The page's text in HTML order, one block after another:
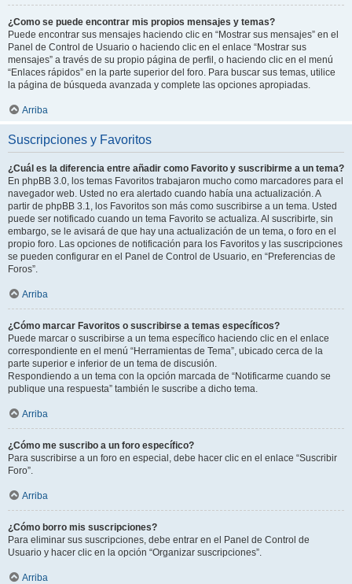
¿Como se puede encontrar mis propios mensajes y temas?
Puede encontrar sus mensajes haciendo clic en “Mostrar sus mensajes” en el
Panel de Control de Usuario o haciendo clic en el enlace “Mostrar sus
mensajes” a través de su propio página de perfil, o haciendo clic en el menú
“Enlaces rápidos” en la parte superior del foro. Para buscar sus temas, utilice
la página de búsqueda avanzada y complete las opciones apropiadas.
Arriba
Suscripciones y Favoritos
¿Cuál es la diferencia entre añadir como Favorito y suscribirme a un tema?
En phpBB 3.0, los temas Favoritos trabajaron mucho como marcadores para el
navegador web. Usted no era alertado cuando había una actualización. A
partir de phpBB 3.1, los Favoritos son más como suscribirse a un tema. Usted
puede ser notificado cuando un tema Favorito se actualiza. Al suscribirte, sin
embargo, se le avisará de que hay una actualización de un tema, o foro en el
propio foro. Las opciones de notificación para los Favoritos y las suscripciones
se pueden configurar en el Panel de Control de Usuario, en “Preferencias de
Foros”.
Arriba
¿Cómo marcar Favoritos o suscribirse a temas específicos?
Puede marcar o suscribirse a un tema específico haciendo clic en el enlace
correspondiente en el menú “Herramientas de Tema”, ubicado cerca de la
parte superior e inferior de un tema de discusión.
Respondiendo a un tema con la opción marcada de “Notificarme cuando se
publique una respuesta” también le suscribe a dicho tema.
Arriba
¿Cómo me suscribo a un foro específico?
Para suscribirse a un foro en especial, debe hacer clic en el enlace “Suscribir
Foro”.
Arriba
¿Cómo borro mis suscripciones?
Para eliminar sus suscripciones, debe entrar en el Panel de Control de
Usuario y hacer clic en la opción “Organizar suscripciones”.
Arriba